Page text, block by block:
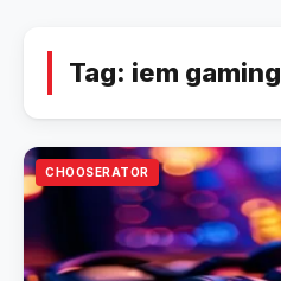
Tag: iem gaming
CHOOSERATOR